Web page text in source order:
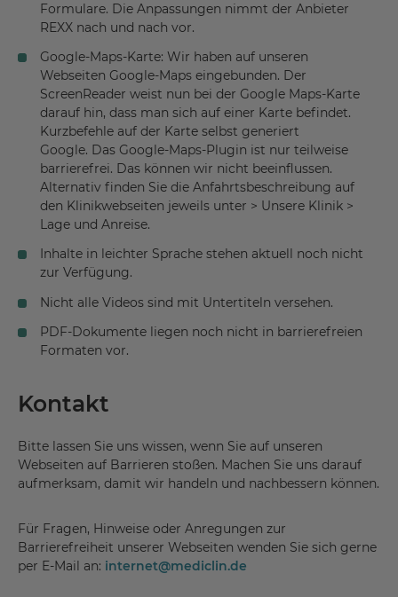
Formulare. Die Anpassungen nimmt der Anbieter
REXX nach und nach vor.
Google-Maps-Karte: Wir haben auf unseren
Webseiten Google-Maps eingebunden. Der
ScreenReader weist nun bei der Google Maps-Karte
darauf hin, dass man sich auf einer Karte befindet.
Kurzbefehle auf der Karte selbst generiert
Google. Das Google-Maps-Plugin ist nur teilweise
barrierefrei. Das können wir nicht beeinflussen.
Alternativ finden Sie die Anfahrtsbeschreibung auf
den Klinikwebseiten jeweils unter > Unsere Klinik >
Lage und Anreise.
Inhalte in leichter Sprache stehen aktuell noch nicht
zur Verfügung.
Nicht alle Videos sind mit Untertiteln versehen.
PDF-Dokumente liegen noch nicht in barrierefreien
Formaten vor.
Kontakt
Bitte lassen Sie uns wissen, wenn Sie auf unseren
Webseiten auf Barrieren stoßen. Machen Sie uns darauf
aufmerksam, damit wir handeln und nachbessern können.
Für Fragen, Hinweise oder Anregungen zur
Barrierefreiheit unserer Webseiten wenden Sie sich gerne
per E-Mail an: internet@mediclin.de